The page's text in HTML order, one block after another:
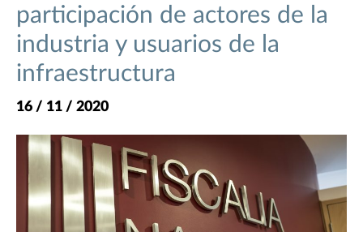
participación de actores de la
industria y usuarios de la
infraestructura
16 / 11 / 2020